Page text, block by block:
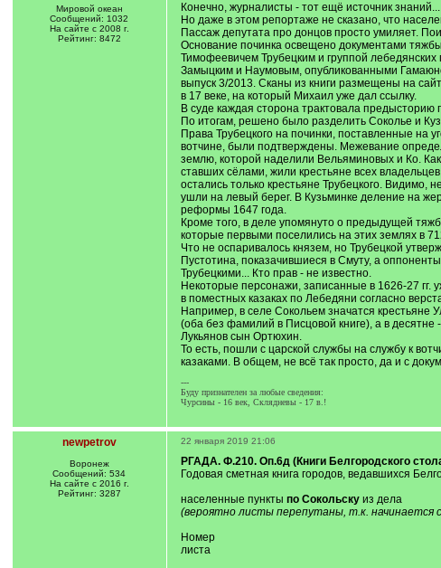
Мировой океан
Сообщений: 1032
На сайте с 2008 г.
Рейтинг: 8472
Конечно, журналисты - тот ещё источник знаний...
Но даже в этом репортаже не сказано, что
Пассаж депутата про донцов просто умиляет.
Основание починка освещено документами
Тимофеевичем Трубецким и группой
Замыцким и Наумовым, опубликованными
выпуск 3/2013. Сканы из книги размещены на
в 17 веке, на который Михаил уже дал ссылку.
В суде каждая сторона трактовала предысторию
По итогам, решено было разделить Соколье и
Права Трубецкого на починки, поставленные на
вотчине, были подтверждены. Межевание
землю, которой наделили Вельяминовых и Ко.
ставших сёлами, жили крестьяне всех
остались только крестьяне Трубецкого. Видимо,
ушли на левый берег. В Кузьминке деление на
реформы 1647 года.
Кроме того, в деле упомянуто о предыдущей
которые первыми поселились на этих землях в
Что не оспаривалось князем, но Трубецкой
Пустотина, показачившиеся в Смуту, а
Трубецкими... Кто прав - не известно.
Некоторые персонажи, записанные в 1626-27 гг.
в поместных казаках по Лебедяни согласно
Например, в селе Сокольем значатся крестьяне
(оба без фамилий в Писцовой книге), а в
Лукьянов сын Ортюхин.
То есть, пошли с царской службы на службу к
казаками. В общем, не всё так просто, да и с
---
Буду признателен за любые сведения:
Чурсины - 16 век, Склядневы - 17 в.!
newpetrov
Воронеж
Сообщений: 534
На сайте с 2016 г.
Рейтинг: 3287
22 января 2019 21:06
РГАДА. Ф.210. Оп.6д (Книги Белгородского
Годовая сметная книга городов, ведавшихся
населенные пункты по Сокольскуиз дела
(вероятно листы перепутаны, т.к. начинается
Номер
листа